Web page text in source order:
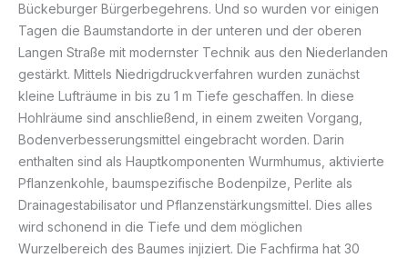
Bückeburger Bürgerbegehrens. Und so wurden vor einigen
Tagen die Baumstandorte in der unteren und der oberen
Langen Straße mit modernster Technik aus den Niederlanden
gestärkt. Mittels Niedrigdruckverfahren wurden zunächst
kleine Lufträume in bis zu 1 m Tiefe geschaffen. In diese
Hohlräume sind anschließend, in einem zweiten Vorgang,
Bodenverbesserungsmittel eingebracht worden. Darin
enthalten sind als Hauptkomponenten Wurmhumus, aktivierte
Pflanzenkohle, baumspezifische Bodenpilze, Perlite als
Drainagestabilisator und Pflanzenstärkungsmittel. Dies alles
wird schonend in die Tiefe und dem möglichen
Wurzelbereich des Baumes injiziert. Die Fachfirma hat 30